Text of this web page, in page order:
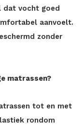
dat vocht goed
aanvoelt.
zonder
matrassen?
tot en met
rondom